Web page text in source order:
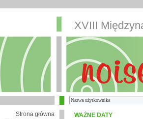
XVIII
Strona główna
WAŻNE DATY